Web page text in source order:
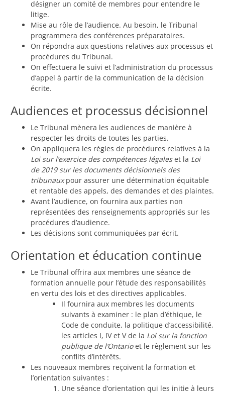
désigner un comité de membres pour entendre le
litige.
Mise au rôle de l’audience. Au besoin, le Tribunal
programmera des conférences préparatoires.
On répondra aux questions relatives aux processus et
procédures du Tribunal.
On effectuera le suivi et l’administration du processus
d’appel à partir de la communication de la décision
écrite.
Audiences et processus décisionnel
Le Tribunal mènera les audiences de manière à
respecter les droits de toutes les parties.
On appliquera les règles de procédures relatives à la
Loi sur l’exercice des compétences légaleset la Loi
de 2019 sur les documents décisionnels des
tribunauxpour assurer une détermination équitable
et rentable des appels, des demandes et des plaintes.
Avant l’audience, on fournira aux parties non
représentées des renseignements appropriés sur les
procédures d’audience.
Les décisions sont communiquées par écrit.
Orientation et éducation continue
Le Tribunal offrira aux membres une séance de
formation annuelle pour l’étude des responsabilités
en vertu des lois et des directives applicables.
Il fournira aux membres les documents
suivants à examiner : le plan d’éthique, le
Code de conduite, la politique d’accessibilité,
les articles I, IV et V de la Loi sur la fonction
publique de l’Ontarioet le règlement sur les
conflits d’intérêts.
Les nouveaux membres reçoivent la formation et
l’orientation suivantes :
Une séance d’orientation qui les initie à leurs